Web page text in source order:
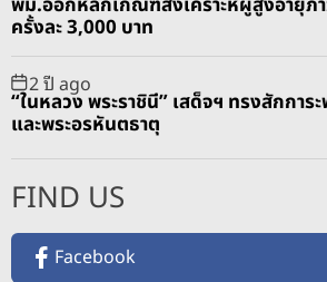
ครั้งละ 3,000 บาท
2 ปี ago
“ในหลวง พระราชินี” เสด็จฯ ทรงสักการ
และพระอรหันตธาตุ
FIND US
Facebook